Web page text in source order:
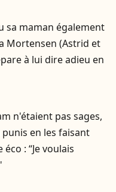
sa maman également
Mortensen (Astrid et
à lui dire adieu en
n'étaient pas sages,
en les faisant
: “Je voulais